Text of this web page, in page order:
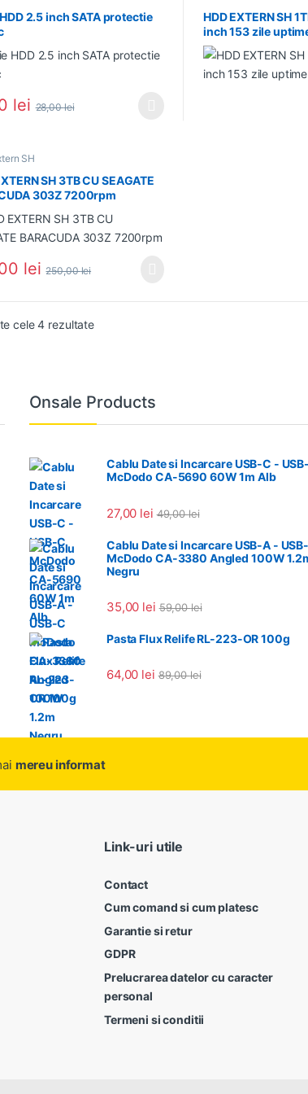
2.5 inch SATA protectie
lei 28,00lei
are mai multe variații. Opțiunile pot fi alese în pagina
HDD EXTERN SH
inch 153 zile
SH
SH 3TB CU SEAGATE
303Z 7200rpm
lei 250,00lei
cele 4 rezultateSortat după cele mai recente
Onsale Products
Cablu Date si Incarcare USB-C -
McDodo CA-5690 60W 1m Alb
27,00 lei 49,00lei
Cablu Date si Incarcare USB-A -
McDodo CA-3380 Angled 100W
Negru
35,00 lei 59,00lei
Pasta Flux Relife RL-223-OR 100g
64,00 lei 89,00lei
mereu informat
Link-uri utile
Contact
Cum comand si cum platesc
Garantie si retur
GDPR
Prelucrarea datelor cu caracter
personal
Termeni si conditii